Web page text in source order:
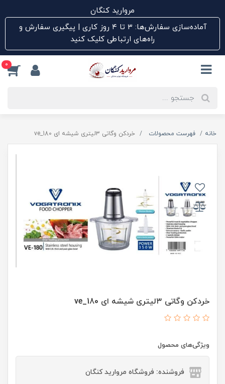
مروارید کنگان
آماده‌سازی سفارش‌ها: ۳ تا ۴ روز کاری | پیگیری سفارش و
راه‌های ارتباطی کلیک کنید
0
خانه فهرست محصولات خردکن وگاتی ۳لیتری شیشه ای ve_180
خردکن وگاتی ۳لیتری شیشه ای ve_180
ویژگی‌های محصول
فروشنده: فروشگاه مروارید کنگان